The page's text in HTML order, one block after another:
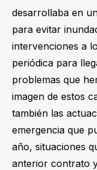
desarrollaba en
para evitar
intervenciones a
periódica para
problemas que
imagen de estos
también las
emergencia que
año, situaciones
anterior contrato